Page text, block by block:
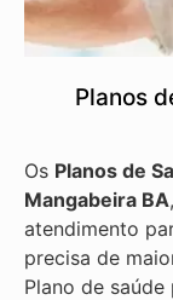
Planos
Os Planos de
Mangabeira BA
atendimento
precisa de
Plano de